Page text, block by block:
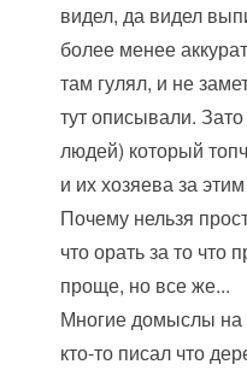
видел, да видел
более менее
там гулял, и не
тут описывали.
людей) который
и их хозяева за
Почему нельзя
что орать за то что
проще, но все же...
Многие домыслы на
кто-то писал что